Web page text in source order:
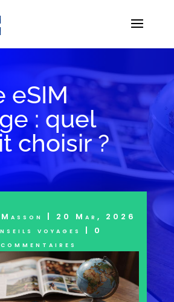
eSIM
: quel
choisir ?
| 20 Mar, 2026
voyages | 0
commentaires